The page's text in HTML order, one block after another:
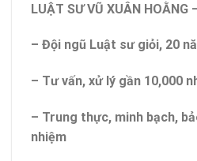
LUẬT SƯ VŨ XUÂN HOẰNG
– Đội ngũ Luật sư giỏi, 20
– Tư vấn, xử lý gần 10,000
– Trung thực, minh bạch,
nhiệm